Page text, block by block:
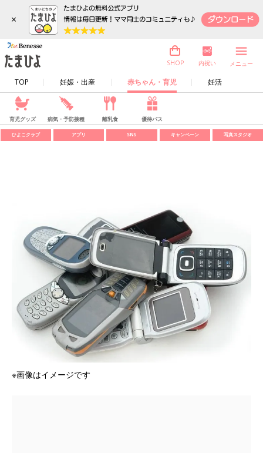
×
TOP 妊娠・出産 赤ちゃん・育児 妊活
SHOP 内祝い メニュー
育児グッズ 病気・予防接種 離乳食 優待パス
ひよこクラブ アプリ SNS キャンペーン 写真スタジオ
※画像はイメージです